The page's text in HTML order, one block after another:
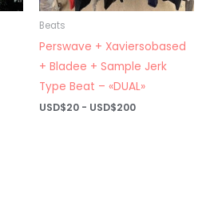
Beats
Perswave + Xaviersobased
+ Bladee + Sample Jerk
Type Beat – «DUAL»
USD$20 - USD$200Rango